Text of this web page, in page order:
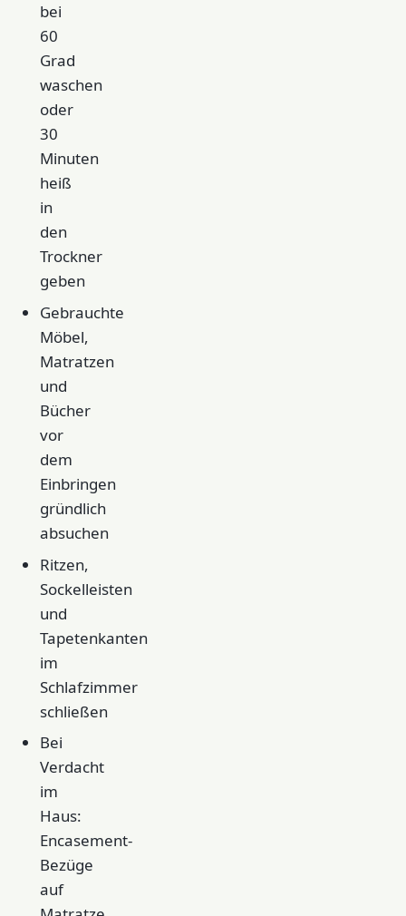
bei
60
Grad
waschen
oder
30
Minuten
heiß
in
den
Trockner
geben
Gebrauchte
Möbel,
Matratzen
und
Bücher
vor
dem
Einbringen
gründlich
absuchen
Ritzen,
Sockelleisten
und
Tapetenkanten
im
Schlafzimmer
schließen
Bei
Verdacht
im
Haus:
Encasement-
Bezüge
auf